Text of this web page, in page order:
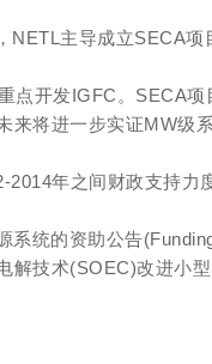
NETL主导成立SECA
点开发IGFC。SECA
将进一步实证MW级
年之间财政支持力
统的资助公告
解技术(SOEC)改进小